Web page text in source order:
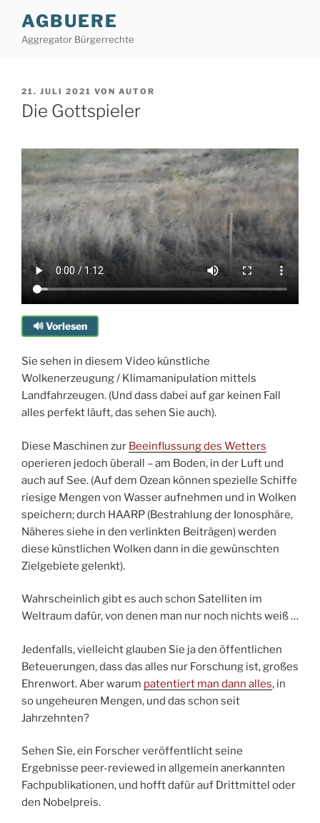
Inhalt
springen
AGBUERE
Aggregator Bürgerrechte
VERÖFFENTLICHT
AM
21. JULI 2021 VON AUTOR
Die Gottspieler
🔊 Vorlesen
Sie sehen in diesem Video künstliche
Wolkenerzeugung / Klimamanipulation mittels
Landfahrzeugen. (Und dass dabei auf gar keinen Fall
alles perfekt läuft, das sehen Sie auch).
Diese Maschinen zur Beeinflussung des Wetters
operieren jedoch überall – am Boden, in der Luft und
auch auf See. (Auf dem Ozean können spezielle Schiffe
riesige Mengen von Wasser aufnehmen und in Wolken
speichern; durch HAARP (Bestrahlung der Ionosphäre,
Näheres siehe in den verlinkten Beiträgen) werden
diese künstlichen Wolken dann in die gewünschten
Zielgebiete gelenkt).
Wahrscheinlich gibt es auch schon Satelliten im
Weltraum dafür, von denen man nur noch nichts weiß …
Jedenfalls, vielleicht glauben Sie ja den öffentlichen
Beteuerungen, dass das alles nur Forschung ist, großes
Ehrenwort. Aber warum patentiert man dann alles, in
so ungeheuren Mengen, und das schon seit
Jahrzehnten?
Sehen Sie, ein Forscher veröffentlicht seine
Ergebnisse peer-reviewed in allgemein anerkannten
Fachpublikationen, und hofft dafür auf Drittmittel oder
den Nobelpreis.